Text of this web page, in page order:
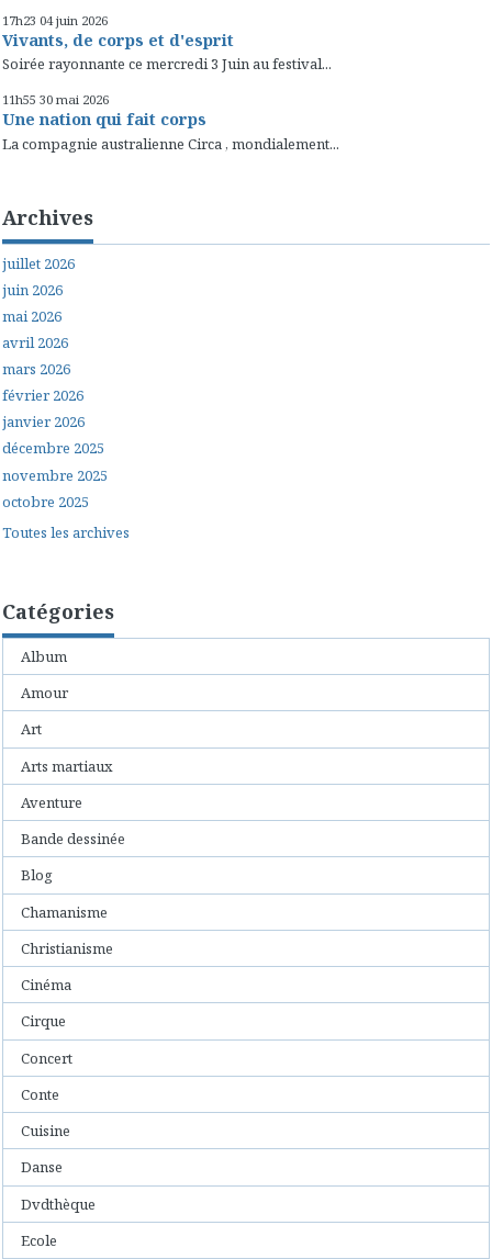
17h23 04 juin 2026
Vivants, de corps et d'esprit
Soirée rayonnante ce mercredi 3 Juin au festival...
11h55 30 mai 2026
Une nation qui fait corps
La compagnie australienne Circa , mondialement...
Archives
juillet 2026
juin 2026
mai 2026
avril 2026
mars 2026
février 2026
janvier 2026
décembre 2025
novembre 2025
octobre 2025
Toutes les archives
Catégories
Album
Amour
Art
Arts martiaux
Aventure
Bande dessinée
Blog
Chamanisme
Christianisme
Cinéma
Cirque
Concert
Conte
Cuisine
Danse
Dvdthèque
Ecole